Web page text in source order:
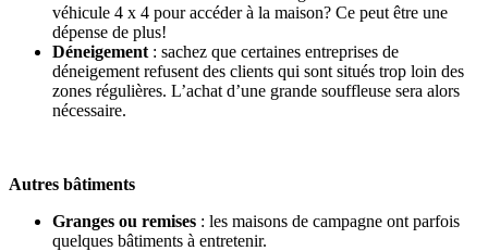
véhicule 4 x 4 pour accéder à la maison? Ce peut être une
dépense de plus!
Déneigement : sachez que certaines entreprises de
déneigement refusent des clients qui sont situés trop loin des
zones régulières. L’achat d’une grande souffleuse sera alors
nécessaire.
Autres bâtiments
Granges ou remises : les maisons de campagne ont parfois
quelques bâtiments à entretenir.